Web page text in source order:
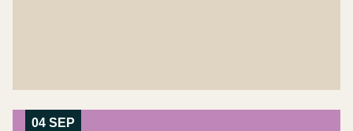
04 SEP